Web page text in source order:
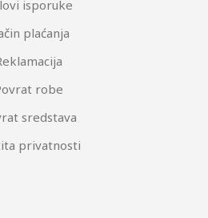
isporuke
plaćanja
robe
sredstava
privatnosti